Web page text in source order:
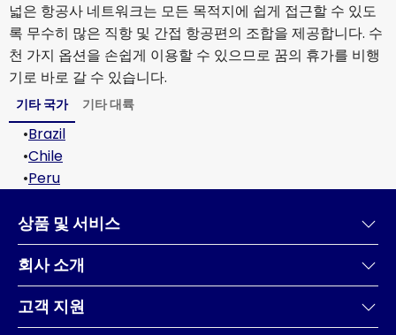
넓은 항공사 네트워크는 모든 목적지에 쉽게 접근할 수 있도
록 무수히 많은 직항 및 간접 항공편의 조합을 제공합니다. 수
천 가지 옵션을 손쉽게 이용할 수 있으므로 꿈의 휴가를 비행
기로 바로 갈 수 있습니다.
기타 국가 기타 대륙
•Brazil
•Chile
•Peru
상품 및 서비스
회사 소개
고객 지원